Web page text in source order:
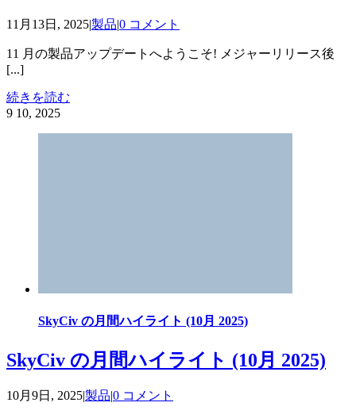
11月13日, 2025|製品|0 コメント
11 月の製品アップデートへようこそ! メジャーリリース後
[...]
続きを読む
9 10, 2025
SkyCiv の月間ハイライト (10月 2025)
SkyCiv の月間ハイライト (10月 2025)
10月9日, 2025|製品|0 コメント